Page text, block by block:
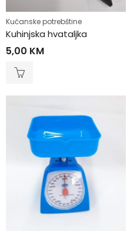
Kućanske potrebštine
Kuhinjska hvataljka
5,00 KM